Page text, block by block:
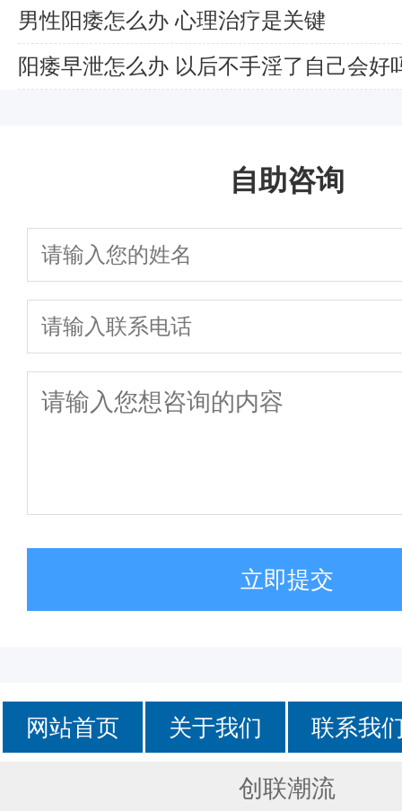
男性阳痿怎么办 心理治疗是关键
阳痿早泄怎么办 以后不手淫了自己会好
自助咨询
立即提交
网站首页 关于我们 联系我
创联潮流